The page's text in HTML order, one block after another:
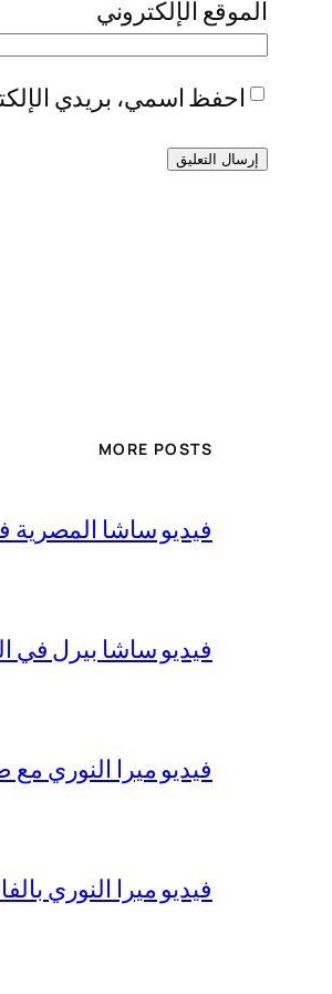
الموقع الإلكتروني
احفظ اسمي، بريدي
MORE POSTS
فيديو ساشا المصرية في الحمام
فيديو ساشا بيرل في الحمام +18
فيديو ميرا النوري مع صباغ البيت
فيديو ميرا النوري بالفالنتاين +18